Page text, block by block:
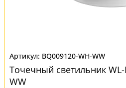
BQ009120-WH-WW
Точечный светильник
WW